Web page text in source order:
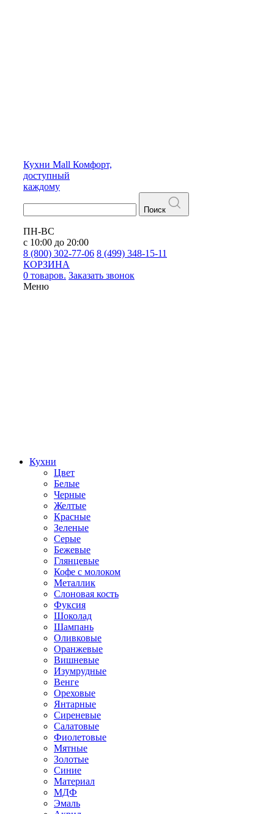
Кухни Mall Комфорт,
доступный
каждому
Поиск
ПН-ВС
с 10:00 до 20:00
8 (800) 302-77-06 8 (499) 348-15-11
КОРЗИНА
0 товаров. Заказать звонок
Меню
Кухни
Цвет
Белые
Черные
Желтые
Красные
Зеленые
Серые
Бежевые
Глянцевые
Кофе с молоком
Металлик
Слоновая кость
Фуксия
Шоколад
Шампань
Оливковые
Оранжевые
Вишневые
Изумрудные
Венге
Ореховые
Янтарные
Сиреневые
Салатовые
Фиолетовые
Мятные
Золотые
Синие
Материал
МДФ
Эмаль